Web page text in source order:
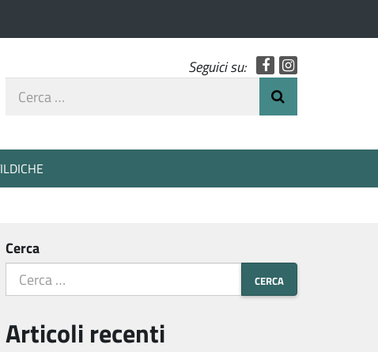
Seguici su: Facebook
Cerca
Cerca
Articoli recenti